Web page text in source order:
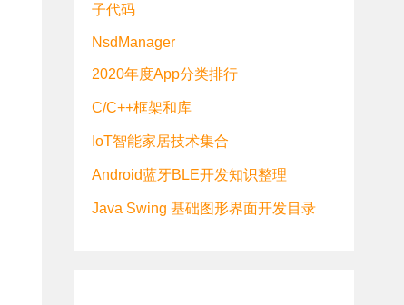
子代码
NsdManager
2020年度App分类排行
C/C++框架和库
IoT智能家居技术集合
Android蓝牙BLE开发知识整理
Java Swing 基础图形界面开发目录